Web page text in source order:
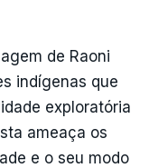
de Raoni
indígenas que
exploratória
ameaça os
e o seu modo